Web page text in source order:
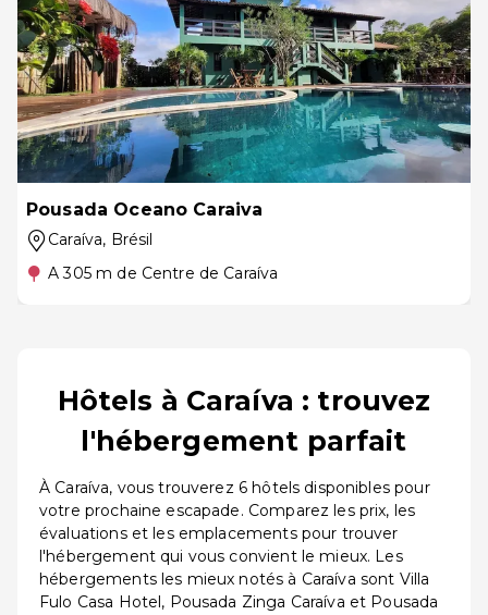
Pousada Oceano Caraiva
Caraíva, Brésil
A 305 m de Centre de Caraíva
Hôtels à Caraíva : trouvez
l'hébergement parfait
À Caraíva, vous trouverez 6 hôtels disponibles pour
votre prochaine escapade. Comparez les prix, les
évaluations et les emplacements pour trouver
l'hébergement qui vous convient le mieux. Les
hébergements les mieux notés à Caraíva sont Villa
Fulo Casa Hotel, Pousada Zinga Caraíva et Pousada